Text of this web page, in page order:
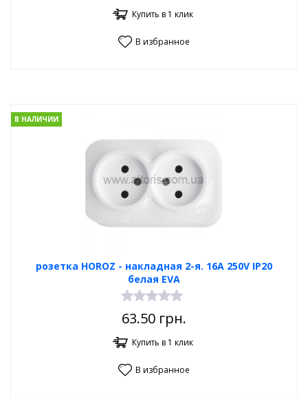
Купить в 1 клик
В избранное
розетка HOROZ - накладная 2-я. 16А 250V IP20
белая EVA
В НАЛИЧИИ
63.50 грн.
Купить в 1 клик
В избранное